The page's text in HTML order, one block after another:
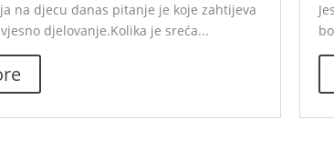
na djecu danas pitanje je koje zahtijeva
djelovanje.Kolika je sreća...